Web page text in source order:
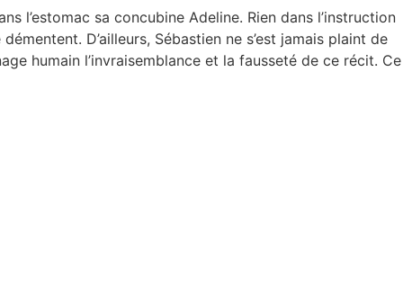
l’estomac sa concubine Adeline. Rien dans l’instruction
D’ailleurs, Sébastien ne s’est jamais plaint de
humain l’invraisemblance et la fausseté de ce récit. Ce